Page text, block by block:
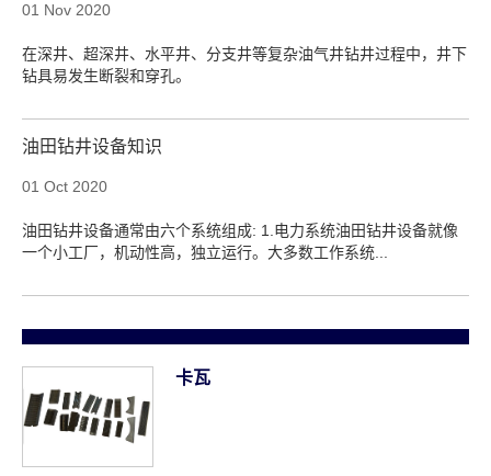
01 Nov 2020
在深井、超深井、水平井、分支井等复杂油气井钻井过程中，井下
钻具易发生断裂和穿孔。
油田钻井设备知识
01 Oct 2020
油田钻井设备通常由六个系统组成: 1.电力系统油田钻井设备就像
一个小工厂，机动性高，独立运行。大多数工作系统...
卡瓦